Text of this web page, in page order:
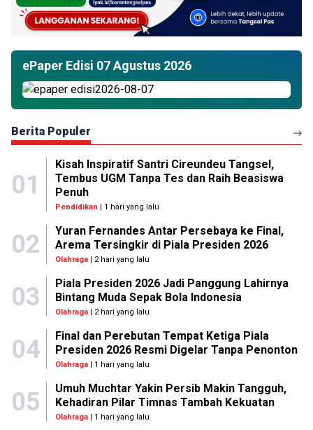
ePaper Edisi 07 Agustus 2026
Berita Populer
01
Kisah Inspiratif Santri Cireundeu Tangsel,
Tembus UGM Tanpa Tes dan Raih Beasiswa
Penuh
Pendidikan | 1 hari yang lalu
02
Yuran Fernandes Antar Persebaya ke Final,
Arema Tersingkir di Piala Presiden 2026
Olahraga| 2 hari yang lalu
03
Piala Presiden 2026 Jadi Panggung Lahirnya
Bintang Muda Sepak Bola Indonesia
Olahraga| 2 hari yang lalu
04
Final dan Perebutan Tempat Ketiga Piala
Presiden 2026 Resmi Digelar Tanpa Penonton
Olahraga| 1 hari yang lalu
05
Umuh Muchtar Yakin Persib Makin Tangguh,
Kehadiran Pilar Timnas Tambah Kekuatan
Olahraga| 1 hari yang lalu